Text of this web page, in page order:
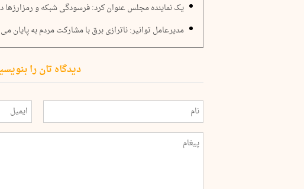
یک نماینده مجلس عنوان کرد: فرسودگی شبکه و‌
مدیرعامل توانیر: ناترازی برق با مشارکت مردم به پایان
دیدگاه تان را